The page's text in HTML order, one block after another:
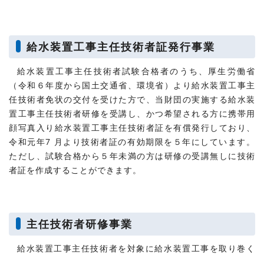
給水装置工事主任技術者証発行事業
給水装置工事主任技術者試験合格者のうち、厚生労働省
（令和６年度から国土交通省、環境省）より給水装置工事主
任技術者免状の交付を受けた方で、当財団の実施する給水装
置工事主任技術者研修を受講し、かつ希望される方に携帯用
顔写真入り給水装置工事主任技術者証を有償発行しており、
令和元年7 月より技術者証の有効期限を５年にしています。
ただし、試験合格から５年未満の方は研修の受講無しに技術
者証を作成することができます。
主任技術者研修事業
給水装置工事主任技術者を対象に給水装置工事を取り巻く